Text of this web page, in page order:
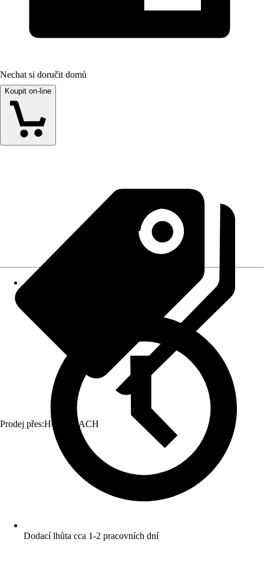
Nechat si doručit domů
Koupit on-line
Prodej přes:HORNBACH
Dodací lhůta cca 1-2 pracovních dní